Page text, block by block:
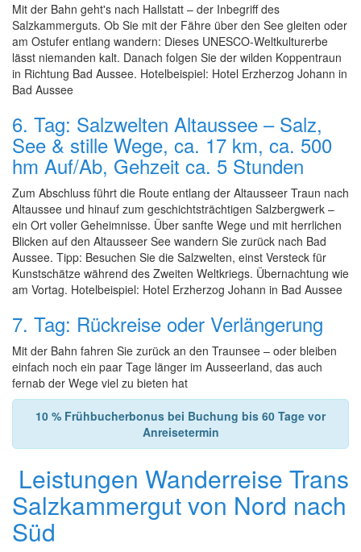
Mit der Bahn geht's nach Hallstatt – der Inbegriff des
Salzkammerguts. Ob Sie mit der Fähre über den See gleiten oder
am Ostufer entlang wandern: Dieses UNESCO-Weltkulturerbe
lässt niemanden kalt. Danach folgen Sie der wilden Koppentraun
in Richtung Bad Aussee. Hotelbeispiel: Hotel Erzherzog Johann in
Bad Aussee
6. Tag: Salzwelten Altaussee – Salz,
See & stille Wege, ca. 17 km, ca. 500
hm Auf/Ab, Gehzeit ca. 5 Stunden
Zum Abschluss führt die Route entlang der Altausseer Traun nach
Altaussee und hinauf zum geschichtsträchtigen Salzbergwerk –
ein Ort voller Geheimnisse. Über sanfte Wege und mit herrlichen
Blicken auf den Altausseer See wandern Sie zurück nach Bad
Aussee. Tipp: Besuchen Sie die Salzwelten, einst Versteck für
Kunstschätze während des Zweiten Weltkriegs. Übernachtung wie
am Vortag. Hotelbeispiel: Hotel Erzherzog Johann in Bad Aussee
7. Tag: Rückreise oder Verlängerung
Mit der Bahn fahren Sie zurück an den Traunsee – oder bleiben
einfach noch ein paar Tage länger im Ausseerland, das auch
fernab der Wege viel zu bieten hat
10 % Frühbucherbonus bei Buchung bis 60 Tage vor
Anreisetermin
Leistungen Wanderreise Trans
Salzkammergut von Nord nach
Süd